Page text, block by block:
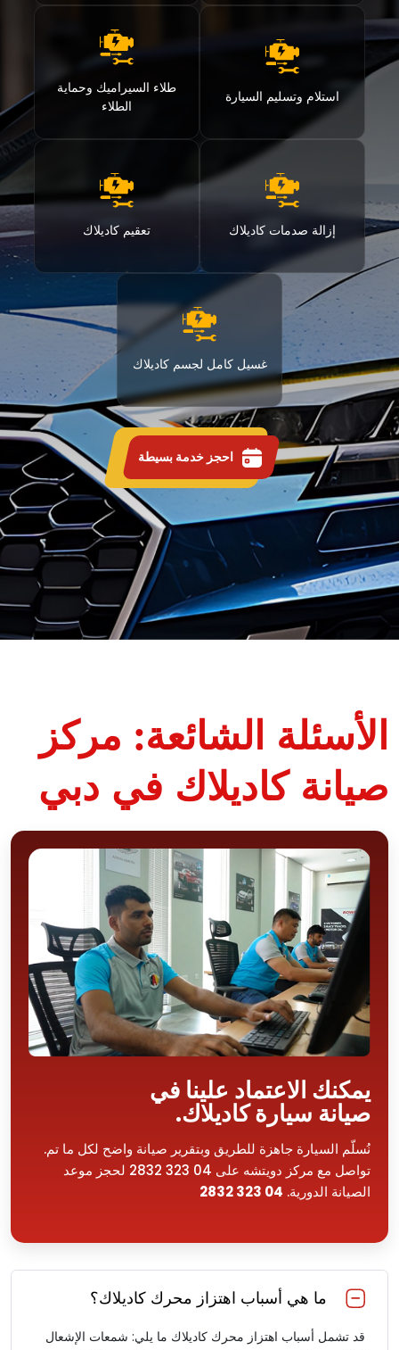
استلام وتسليم السيارة
طلاء السيراميك وحماية
الطلاء
إزالة صدمات كاديلاك تعقيم كاديلاك
غسيل كامل لجسم كاديلاك
احجز خدمة بسيطة
الأسئلة الشائعة: مركز
صيانة كاديلاك في دبي
ما هي أسباب اهتزاز محرك كاديلاك؟
قد تشمل أسباب اهتزاز محرك كاديلاك ما يلي: شمعات الإشعال
يمكنك الاعتماد علينا في
صيانة سيارة كاديلاك.
نُسلّم السيارة جاهزة للطريق وبتقرير صيانة واضح لكل ما تم.
تواصل مع مركز دويتشه على 04 323 2832 لحجز موعد
الصيانة الدورية. 04 323 2832